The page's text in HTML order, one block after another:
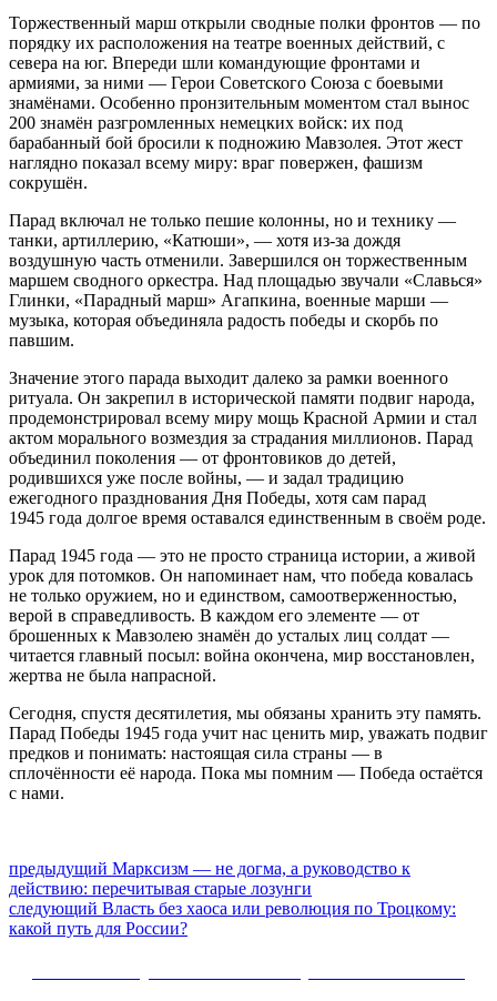
Торжественный марш открыли сводные полки фронтов — по
порядку их расположения на театре военных действий, с
севера на юг. Впереди шли командующие фронтами и
армиями, за ними — Герои Советского Союза с боевыми
знамёнами. Особенно пронзительным моментом стал вынос
200 знамён разгромленных немецких войск: их под
барабанный бой бросили к подножию Мавзолея. Этот жест
наглядно показал всему миру: враг повержен, фашизм
сокрушён.
Парад включал не только пешие колонны, но и технику —
танки, артиллерию, «Катюши», — хотя из‑за дождя
воздушную часть отменили. Завершился он торжественным
маршем сводного оркестра. Над площадью звучали «Славься»
Глинки, «Парадный марш» Агапкина, военные марши —
музыка, которая объединяла радость победы и скорбь по
павшим.
Значение этого парада выходит далеко за рамки военного
ритуала. Он закрепил в исторической памяти подвиг народа,
продемонстрировал всему миру мощь Красной Армии и стал
актом морального возмездия за страдания миллионов. Парад
объединил поколения — от фронтовиков до детей,
родившихся уже после войны, — и задал традицию
ежегодного празднования Дня Победы, хотя сам парад
1945 года долгое время оставался единственным в своём роде.
Парад 1945 года — это не просто страница истории, а живой
урок для потомков. Он напоминает нам, что победа ковалась
не только оружием, но и единством, самоотверженностью,
верой в справедливость. В каждом его элементе — от
брошенных к Мавзолею знамён до усталых лиц солдат —
читается главный посыл: война окончена, мир восстановлен,
жертва не была напрасной.
Сегодня, спустя десятилетия, мы обязаны хранить эту память.
Парад Победы 1945 года учит нас ценить мир, уважать подвиг
предков и понимать: настоящая сила страны — в
сплочённости её народа. Пока мы помним — Победа остаётся
с нами.
Навигация
по
записям
предыдущий Предыдущий
пост:
Марксизм — не догма, а руководство к
действию: перечитывая старые лозунги
следующий Следующее
сообщение:
Власть без хаоса или революция по Троцкому:
какой путь для России?